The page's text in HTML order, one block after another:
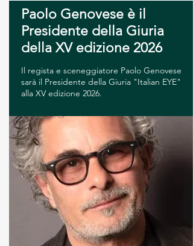
Paolo Genovese è il
Presidente della Giuria
della XV edizione 2026
Il regista e sceneggiatore Paolo Genovese
sarà il Presidente della Giuria "Italian EYE"
alla XV edizione 2026.